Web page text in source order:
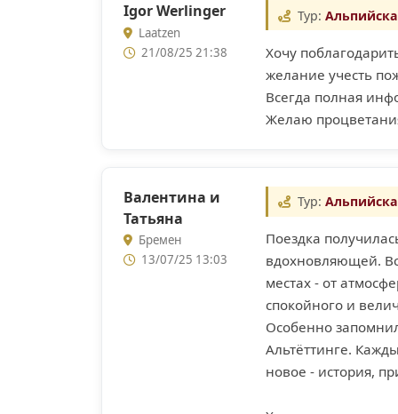
Igor Werlinger
Laatzen
21/08/25 21:38
Тур:
Хочу
желание учесть
Всегда полная
Желаю
Валентина и
Татьяна
Бремен
13/07/25 13:03
Тур:
Поездка
вдохновляющей.
местах - от
спокойного и
Особенно
Альтёттинге.
новое - история,